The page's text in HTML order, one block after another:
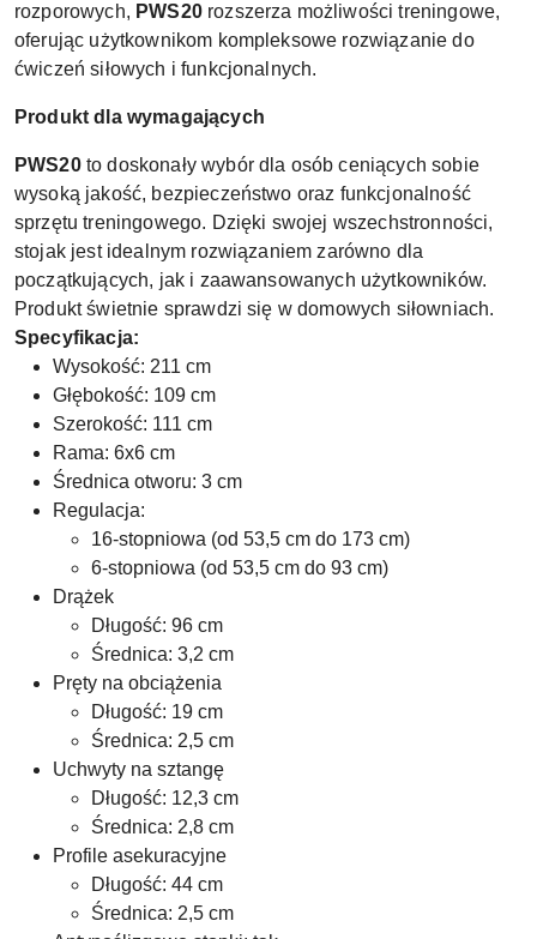
rozporowych, PWS20rozszerza możliwości treningowe,
oferując użytkownikom kompleksowe rozwiązanie do
ćwiczeń siłowych i funkcjonalnych.
Produkt dla wymagających
PWS20to doskonały wybór dla osób ceniących sobie
wysoką jakość, bezpieczeństwo oraz funkcjonalność
sprzętu treningowego. Dzięki swojej wszechstronności,
stojak jest idealnym rozwiązaniem zarówno dla
początkujących, jak i zaawansowanych użytkowników.
Produkt świetnie sprawdzi się w domowych siłowniach.
Specyfikacja:
Wysokość: 211 cm
Głębokość: 109 cm
Szerokość: 111 cm
Rama: 6x6 cm
Średnica otworu: 3 cm
Regulacja:
16-stopniowa (od 53,5 cm do 173 cm)
6-stopniowa (od 53,5 cm do 93 cm)
Drążek
Długość: 96 cm
Średnica: 3,2 cm
Pręty na obciążenia
Długość: 19 cm
Średnica: 2,5 cm
Uchwyty na sztangę
Długość: 12,3 cm
Średnica: 2,8 cm
Profile asekuracyjne
Długość: 44 cm
Średnica: 2,5 cm